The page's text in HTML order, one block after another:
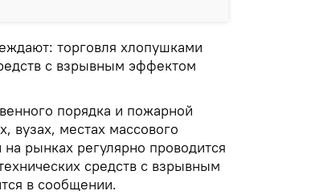
торговля хлопушками
с взрывным эффектом
порядка и пожарной
вузах, местах массового
рынках регулярно проводится
средств с взрывным
в сообщении.